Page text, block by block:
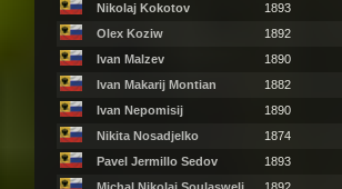
Nikolaj Kokotov
1893
Olex Koziw
1892
Ivan Malzev
1890
Ivan Makarij Montian
1882
Ivan Nepomisij
1890
Nikita Nosadjelko
1874
Pavel Jermillo Sedov
1893